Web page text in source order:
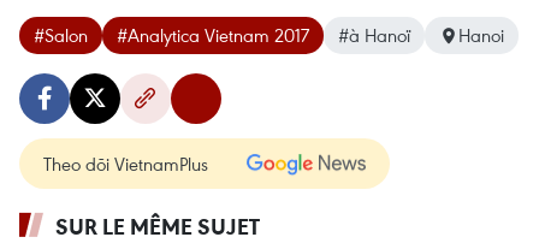
#Salon #Analytica Vietnam 2017 #à Hanoï Hanoi
Theo dõi VietnamPlus
SUR LE MÊME SUJET